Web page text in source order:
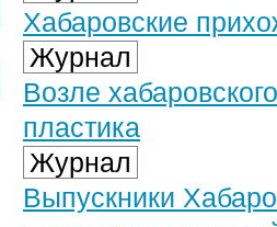
Хабаровские
Журнал
Возле
пластика
Журнал
Выпускники